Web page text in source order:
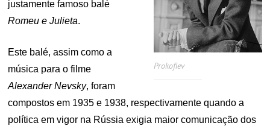
Prokofiev
justamente famoso balé
Romeu e Julieta.
Este balé, assim como a
música para o filme
Alexander Nevsky, foram
compostos em 1935 e 1938, respectivamente quando a
política em vigor na Rússia exigia maior comunicação dos